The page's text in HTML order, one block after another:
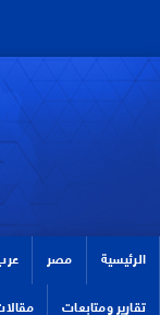
الرئيسية مصر
تقارير ومتابعات